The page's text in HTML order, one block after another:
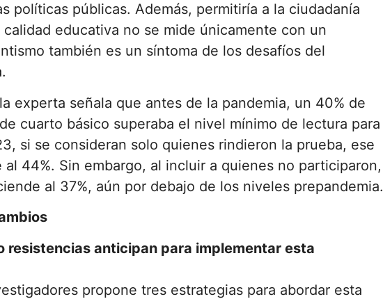
políticas públicas. Además, permitiría a la ciudadanía
educativa no se mide únicamente con un
también es un síntoma de los desafíos del
experta señala que antes de la pandemia, un 40% de
cuarto básico superaba el nivel mínimo de lectura para
si se consideran solo quienes rindieron la prueba, ese
al 44%. Sin embargo, al incluir a quienes no participaron,
al 37%, aún por debajo de los niveles prepandemia.
resistencias anticipan para implementar esta
propone tres estrategias para abordar esta